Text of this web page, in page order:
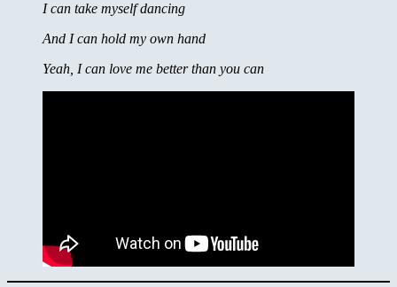
I can take myself dancing
And I can hold my own hand
Yeah, I can love me better than you can